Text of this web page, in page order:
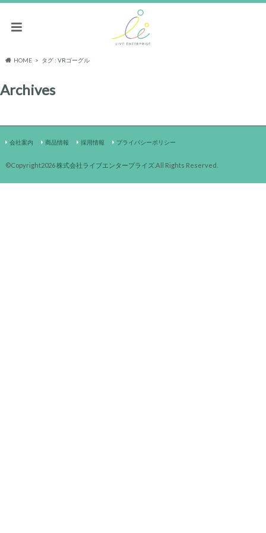
HOME タグ : VRゴーグル
Archives
会社案内 商品情報 採用情報 プライバシーポリシー
©Copyright2026株式会社ライブエンタープライズ.All Rights Reserved.